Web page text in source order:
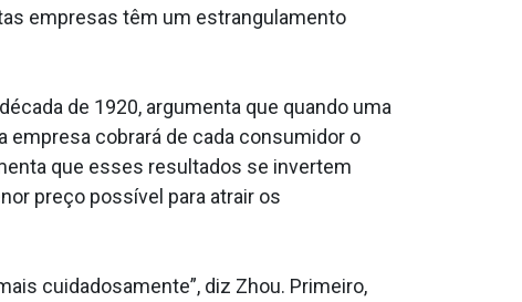
empresas têm um estrangulamento
de 1920, argumenta que quando uma
empresa cobrará de cada consumidor o
que esses resultados se invertem
preço possível para atrair os
cuidadosamente”, diz Zhou. Primeiro,